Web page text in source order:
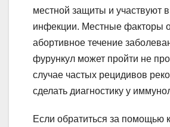
местной защиты и участвуют
инфекции. Местные факторы
абортивное течение
фурункул может пройти не
случае частых рецидивов
сделать диагностику у
Если обратиться за помощью